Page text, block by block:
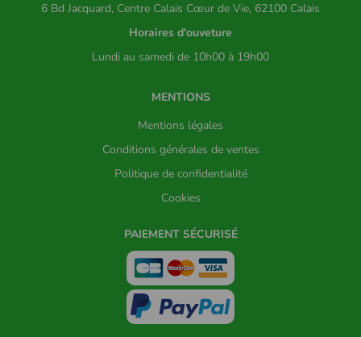
6 Bd Jacquard, Centre Calais Cœur de Vie, 62100 Calais
Horaires d'ouveture
Lundi au samedi de 10h00 à 19h00
MENTIONS
Mentions légales
Conditions générales de ventes
Politique de confidentialité
Cookies
PAIEMENT SÉCURISÉ